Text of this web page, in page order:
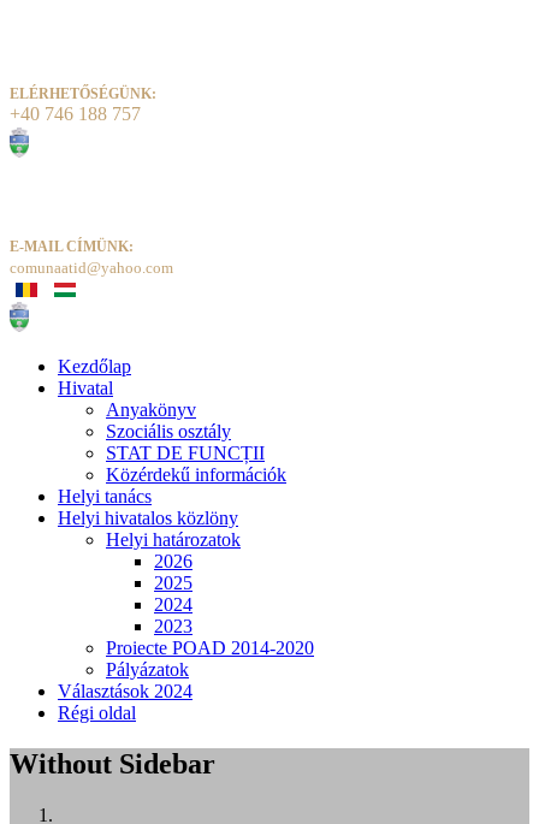
ELÉRHETŐSÉGÜNK:
+40 746 188 757
E-MAIL CÍMÜNK:
comunaatid@yahoo.com
Kezdőlap
Hivatal
Anyakönyv
Szociális osztály
STAT DE FUNCȚII
Közérdekű információk
Helyi tanács
Helyi hivatalos közlöny
Helyi határozatok
2026
2025
2024
2023
Proiecte POAD 2014-2020
Pályázatok
Választások 2024
Régi oldal
Without Sidebar